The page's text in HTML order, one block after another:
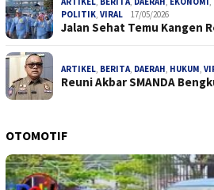
POLITIK, VIRAL 17/05/2026
Jalan Sehat Temu Kangen
ARTIKEL, BERITA, DAERAH, HUKUM,
Reuni Akbar SMANDA
OTOMOTIF